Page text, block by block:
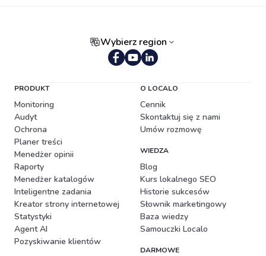
Wybierz region
PRODUKT
Monitoring
Audyt
Ochrona
Planer treści
Menedżer opinii
Raporty
Menedżer katalogów
Inteligentne zadania
Kreator strony internetowej
Statystyki
Agent AI
Pozyskiwanie klientów
O LOCALO
Cennik
Skontaktuj się z nami
Umów rozmowę
WIEDZA
Blog
Kurs lokalnego SEO
Historie sukcesów
Słownik marketingowy
Baza wiedzy
Samouczki Localo
DARMOWE